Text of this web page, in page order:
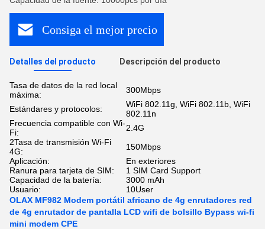
Consiga el mejor precio
Detalles del producto Descripción del producto
Tasa de datos de la red local
máxima:
300Mbps
Estándares y protocolos:
WiFi 802.11g, WiFi 802.11b, WiFi
802.11n
Frecuencia compatible con Wi-
Fi:
2.4G
2Tasa de transmisión Wi-Fi
4G:
150Mbps
Aplicación:
En exteriores
Ranura para tarjeta de SIM:
1 SIM Card Support
Capacidad de la batería:
3000 mAh
Usuario:
10User
OLAX MF982 Modem portátil africano de 4g enrutadores red
de 4g enrutador de pantalla LCD wifi de bolsillo Bypass wi-fi
mini modem CPE